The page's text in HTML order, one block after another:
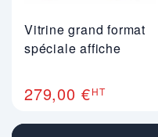
Vitrine grand format
spéciale affiche
279,00 €HT